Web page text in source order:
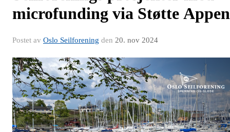
microfunding via Støtte Appen
Postet av Oslo Seilforening den 20. nov 2024